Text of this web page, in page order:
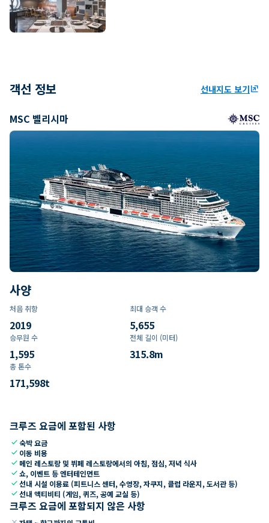
객선 정보 선내지도 보기ungroup
MSC 벨리시마
사양
처음 취항
2019
최대 승객 수
5,655
승무원 수
1,595
전체 길이 (미터)
315.8m
총 톤수
171,598t
크루즈 요금에 포함된 사항
check숙박 요금
check 이동 비용
check 메인 레스토랑 및 뷔페 레스토랑에서의 아침, 점심, 저녁 식사
check쇼, 이벤트 등 엔터테인먼트
check선내 시설 이용료 (피트니스 센터, 수영장, 자쿠지, 클럽 라운지, 도서관 등)
check선내 액티비티 (게임, 퀴즈, 공예 교실 등)
크루즈 요금에 포함되지 않은 사항